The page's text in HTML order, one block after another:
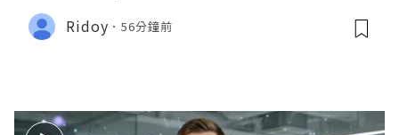
Ridoy 56分鐘前